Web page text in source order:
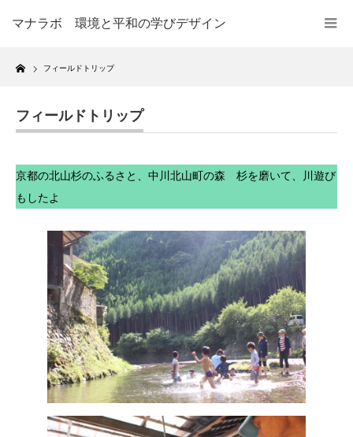
マナラボ 環境と平和の学びデザイン
Home
フィールドトリップ
フィールドトリップ
京都の北山杉のふるさと、中川北山町の森 杉を磨いて、川遊び
もしたよ